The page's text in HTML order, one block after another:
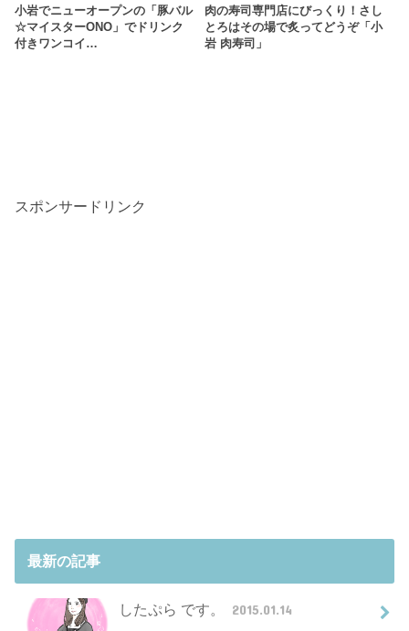
小岩でニューオープンの「豚バル
☆マイスターONO」でドリンク
付きワンコイ…
肉の寿司専門店にびっくり！さし
とろはその場で炙ってどうぞ「小
岩 肉寿司」
スポンサードリンク
最新の記事
したぷら です。 2015.01.14